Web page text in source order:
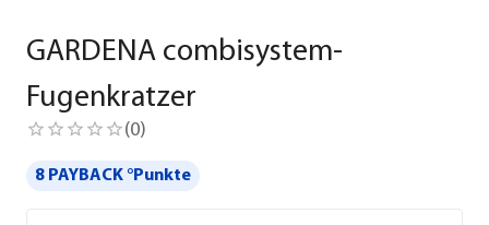
GARDENA combisystem-
Fugenkratzer
(0)
8 PAYBACK °Punkte